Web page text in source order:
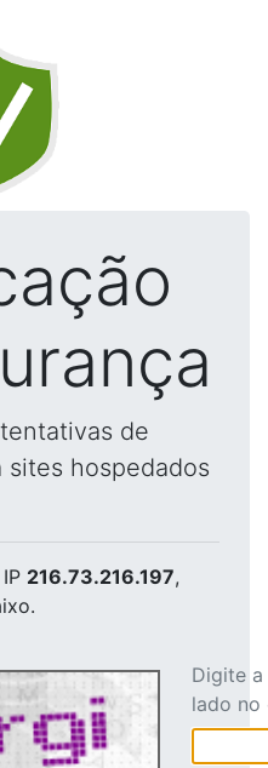
de
sites hospedados
216.73.216.197,
Digite
lado no